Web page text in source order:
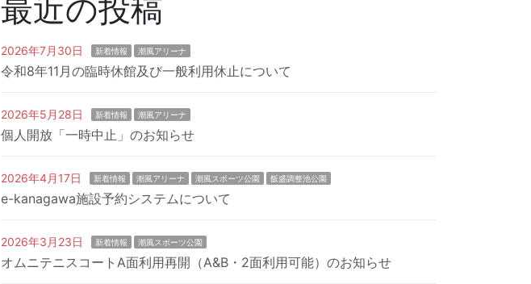
最近の投稿
2026年7月30日 新着情報 潮風アリーナ
令和8年11月の臨時休館及び一般利用休止について
2026年5月28日 新着情報 潮風アリーナ
個人開放「一時中止」のお知らせ
2026年4月17日 新着情報 潮風アリーナ 潮風スポーツ公園 飯盛調整池公園
e-kanagawa施設予約システムについて
2026年3月23日 新着情報 潮風スポーツ公園
オムニテニスコートA面利用再開（A&B・2面利用可能）のお知らせ